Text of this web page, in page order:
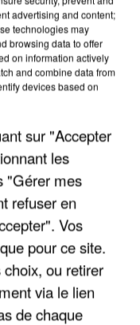
la DZ Mafia
ses opérations en
advertising and content;
technologies may
browsing data to offer
on information actively
and combine data from
devices based on
sur "Accepter
les
"Gérer mes
refuser en
Vos
pour ce site.
ou retirer
via le lien
de chaque